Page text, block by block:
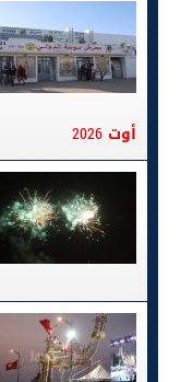
أوت 2026